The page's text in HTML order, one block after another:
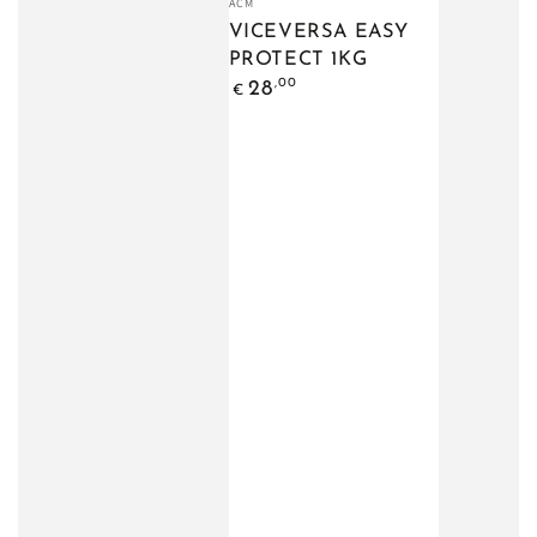
VICEVERSA EASY
PROTECT 1KG
Prezzo
€ 28,00